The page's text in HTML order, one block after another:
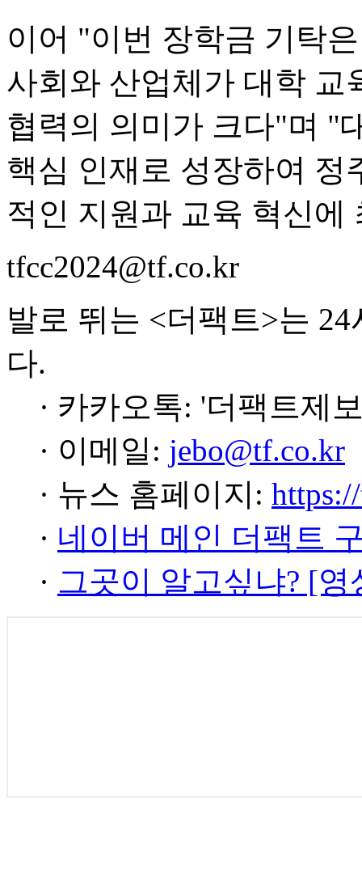
이어 "이번 장학금 기탁
사회와 산업체가 대학 교
협력의 의미가 크다"며 "
핵심 인재로 성장하여 정
적인 지원과 교육 혁신에
tfcc2024@tf.co.kr
발로 뛰는 <더팩트>는
다.
· 카카오톡: '더팩트제
· 이메일: jebo@tf.co.kr
· 뉴스 홈페이지:
· 네이버 메인 더팩트
· 그곳이 알고싶냐? [